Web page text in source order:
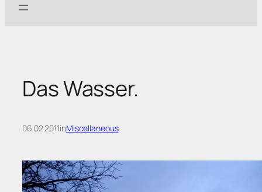
Das Wasser.
06.02.2011inMiscellaneous